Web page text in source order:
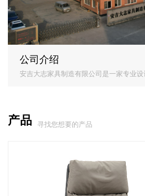
公司介绍
安吉大志家具制造有限公司是一家专业
产品 寻找您想要的产品